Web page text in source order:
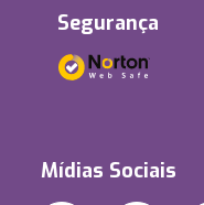
Segurança
Mídias Sociais